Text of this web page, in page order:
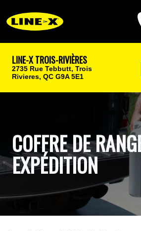
LINE-X TROIS-RIVIÈRES
2735 Rue Tebbutt, Trois
Rivieres, QC G9A 5E1
COFFRE DE
EXPÉDITION